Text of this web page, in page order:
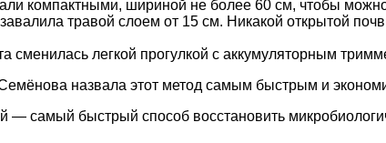
компактными, шириной не более 60 см, чтобы
травой слоем от 15 см. Никакой открытой
сменилась легкой прогулкой с аккумуляторным
назвала этот метод самым быстрым и
— самый быстрый способ восстановить